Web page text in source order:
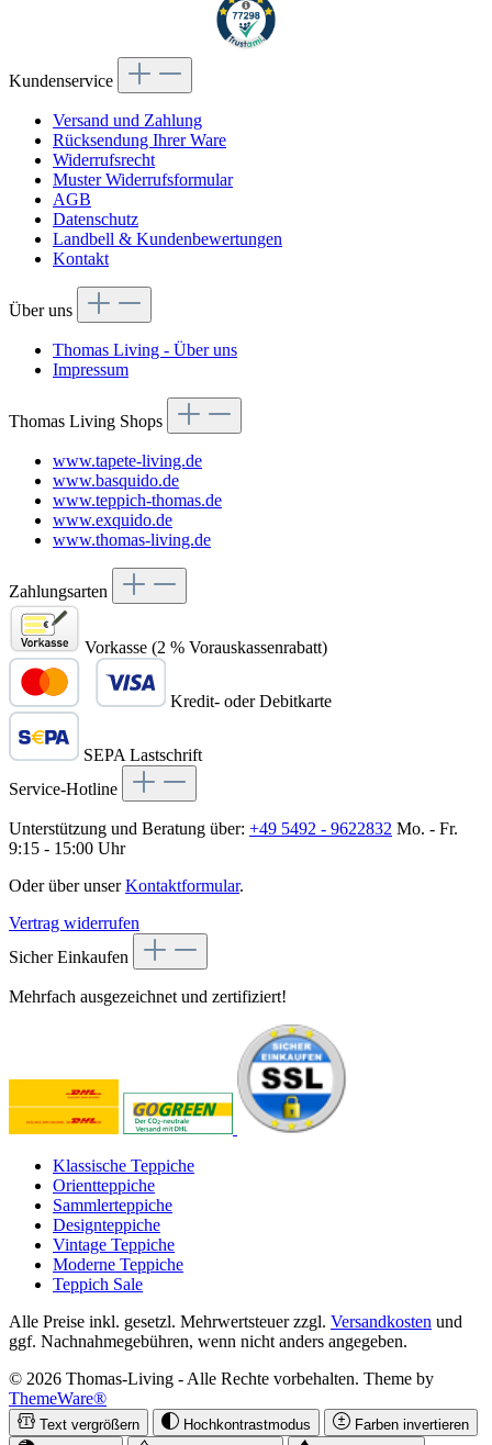
Kundenservice
Versand und Zahlung
Rücksendung Ihrer Ware
Widerrufsrecht
Muster Widerrufsformular
AGB
Datenschutz
Landbell & Kundenbewertungen
Kontakt
Über uns
Thomas Living - Über uns
Impressum
Thomas Living Shops
www.tapete-living.de
www.basquido.de
www.teppich-thomas.de
www.exquido.de
www.thomas-living.de
Zahlungsarten
Vorkasse (2 % Vorauskassenrabatt)
Kredit- oder Debitkarte
SEPA Lastschrift
Service-Hotline
Unterstützung und Beratung über: +49 5492 - 9622832 Mo. - Fr.
9:15 - 15:00 Uhr
Oder über unserKontaktformular.
Vertrag widerrufen
Sicher Einkaufen
Mehrfach ausgezeichnet und zertifiziert!
Klassische Teppiche
Orientteppiche
Sammlerteppiche
Designteppiche
Vintage Teppiche
Moderne Teppiche
Teppich Sale
Alle Preise inkl. gesetzl. Mehrwertsteuer zzgl. Versandkosten und
ggf. Nachnahmegebühren, wenn nicht anders angegeben.
© 2026 Thomas-Living - Alle Rechte vorbehalten. Theme by
ThemeWare®
Text vergrößern Hochkontrastmodus
Farben invertieren